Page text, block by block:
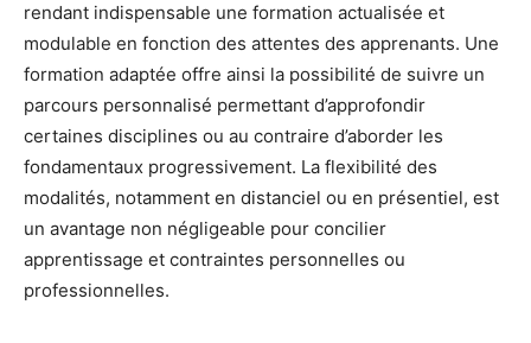
rendant indispensable une formation actualisée et
modulable en fonction des attentes des apprenants. Une
formation adaptée offre ainsi la possibilité de suivre un
parcours personnalisé permettant d’approfondir
certaines disciplines ou au contraire d’aborder les
fondamentaux progressivement. La flexibilité des
modalités, notamment en distanciel ou en présentiel, est
un avantage non négligeable pour concilier
apprentissage et contraintes personnelles ou
professionnelles.